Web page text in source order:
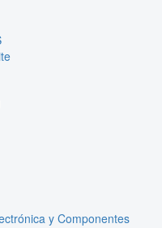
y Componentes